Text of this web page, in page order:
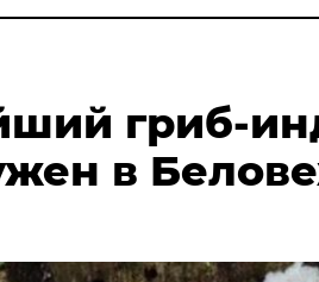
гриб-
в